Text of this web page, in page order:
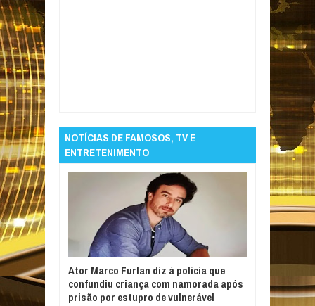
NOTÍCIAS DE FAMOSOS, TV E
ENTRETENIMENTO
Ator Marco Furlan diz à polícia que
confundiu criança com namorada após
prisão por estupro de vulnerável